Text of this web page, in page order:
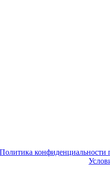
Политика конфиденциальности